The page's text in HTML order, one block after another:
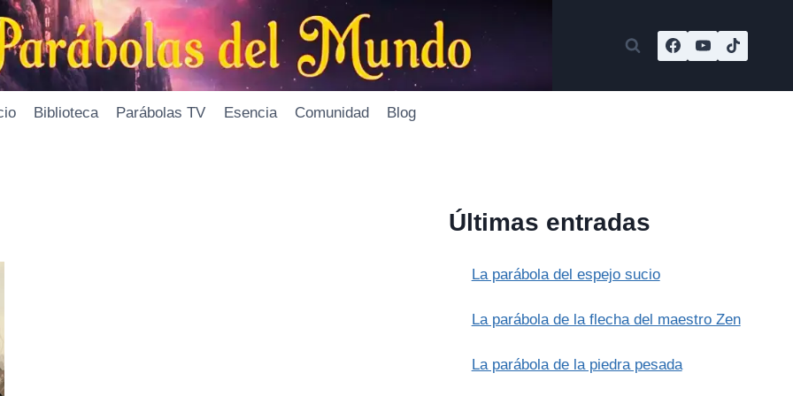
Biblioteca Parábolas TV Esencia Comunidad Blog
Últimas entradas
La parábola del espejo sucio
La parábola de la flecha del maestro Zen
La parábola de la piedra pesada